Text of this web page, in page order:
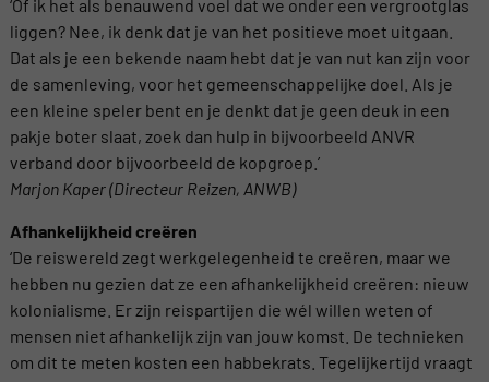
‘Of ik het als benauwend voel dat we onder een vergrootglas
liggen? Nee, ik denk dat je van het positieve moet uitgaan.
Dat als je een bekende naam hebt dat je van nut kan zijn voor
de samenleving, voor het gemeenschappelijke doel. Als je
een kleine speler bent en je denkt dat je geen deuk in een
pakje boter slaat, zoek dan hulp in bijvoorbeeld ANVR
verband door bijvoorbeeld de kopgroep.’
Marjon Kaper (Directeur Reizen, ANWB)
Afhankelijkheid creëren
‘De reiswereld zegt werkgelegenheid te creëren, maar we
hebben nu gezien dat ze een afhankelijkheid creëren: nieuw
kolonialisme. Er zijn reispartijen die wél willen weten of
mensen niet afhankelijk zijn van jouw komst. De technieken
om dit te meten kosten een habbekrats. Tegelijkertijd vraagt